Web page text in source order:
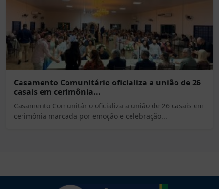
Casamento Comunitário oficializa a união de 26
casais em cerimônia...
Casamento Comunitário oficializa a união de 26 casais em
cerimônia marcada por emoção e celebração...